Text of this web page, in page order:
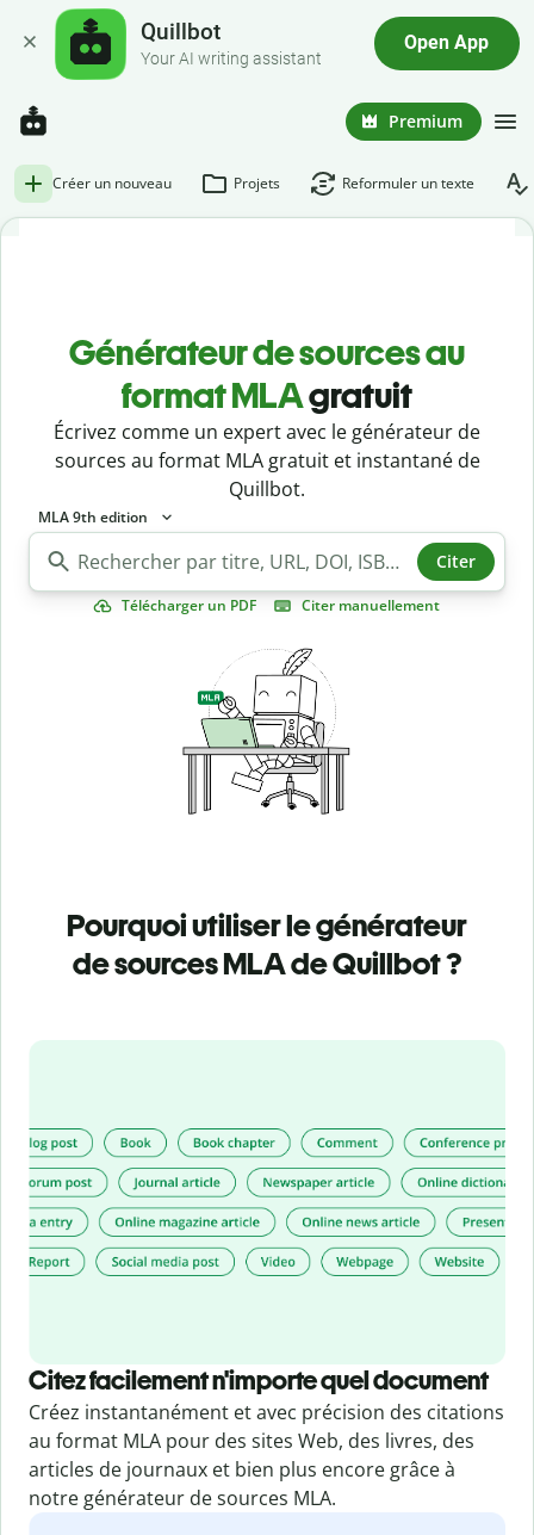
Quillbot
Your AI writing assistant
Open App
Premium
Créer un nouveau Projets Reformuler un texte
Générateur de sources au
format MLAgratuit
Écrivez comme un expert avec le générateur de
sources au format MLA gratuit et instantané de
Quillbot.
MLA 9th edition
Citer
Télécharger un PDF Citer manuellement
Pourquoi utiliser le générateur
de sources MLA de Quillbot ?
Citez facilement n'importe quel document
Créez instantanément et avec précision des citations
au format MLA pour des sites Web, des livres, des
articles de journaux et bien plus encore grâce à
notre générateur de sources MLA.